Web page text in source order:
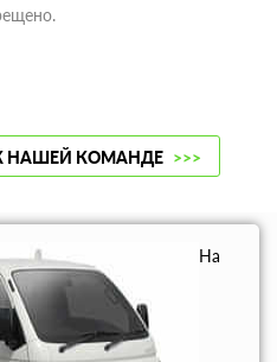
НАШЕЙ КОМАНДЕ >>>
На